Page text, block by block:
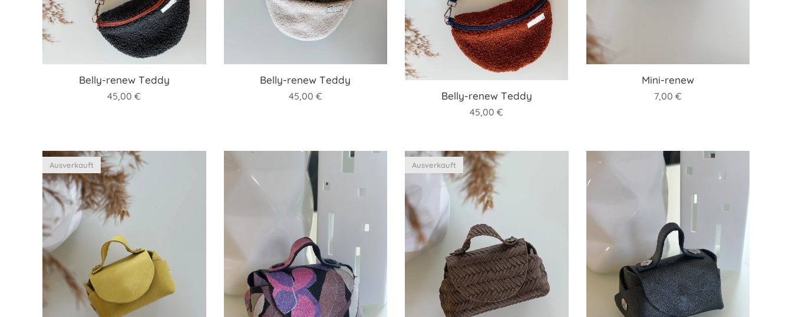
Belly-renew Teddy
45,00 €
Belly-renew Teddy
45,00 € Belly-renew Teddy
45,00 €
Mini-renew
7,00 €
Ausverkauft Ausverkauft